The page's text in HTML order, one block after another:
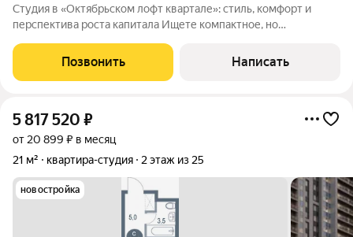
Студия в «Октябрьском лофт квартале»: стиль, комфорт и
перспектива роста капитала Ищете компактное, но
вложение средств? Обратите внимание на студию в
престижном комплексе «Октябрьский лофт квартал»
Позвонить Написать
5 817 520 ₽
от 20 899 ₽ в месяц
21 м²
квартира-студия 2 этаж из 25
новостройка